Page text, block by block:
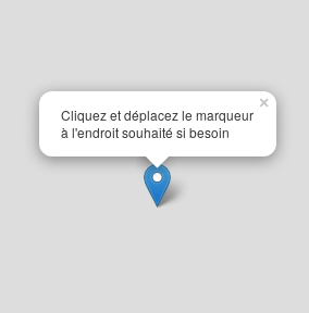
Cliquez et déplacez le marqueur
à l'endroit souhaité si besoin
×